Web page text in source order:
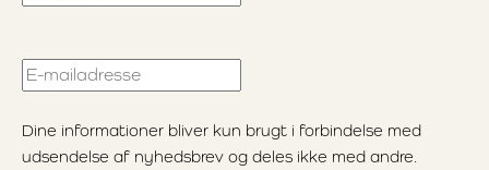
E-mailadresse
Dine informationer bliver kun brugt i forbindelse med
udsendelse af nyhedsbrev og deles ikke med andre.